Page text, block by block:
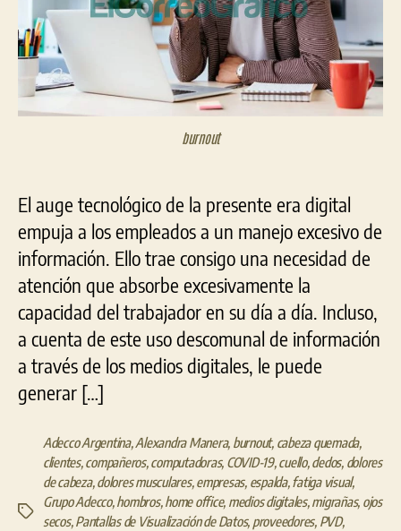
burnout
El auge tecnológico de la presente era digital
empuja a los empleados a un manejo excesivo de
información. Ello trae consigo una necesidad de
atención que absorbe excesivamente la
capacidad del trabajador en su día a día. Incluso,
a cuenta de este uso descomunal de información
a través de los medios digitales, le puede
generar […]
Etiquetas
Adecco Argentina,Alexandra Manera, burnout, cabeza quemada,
clientes,compañeros,computadoras, COVID-19,cuello,dedos, dolores
de cabeza,dolores musculares,empresas, espalda,fatiga visual,
Grupo Adecco,hombros,home office, medios digitales,migrañas, ojos
secos,Pantallas de Visualización de Datos, proveedores, PVD,